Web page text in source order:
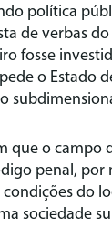
política
de verbas
fosse
o Estado
que o campo
penal, por
do
sociedade